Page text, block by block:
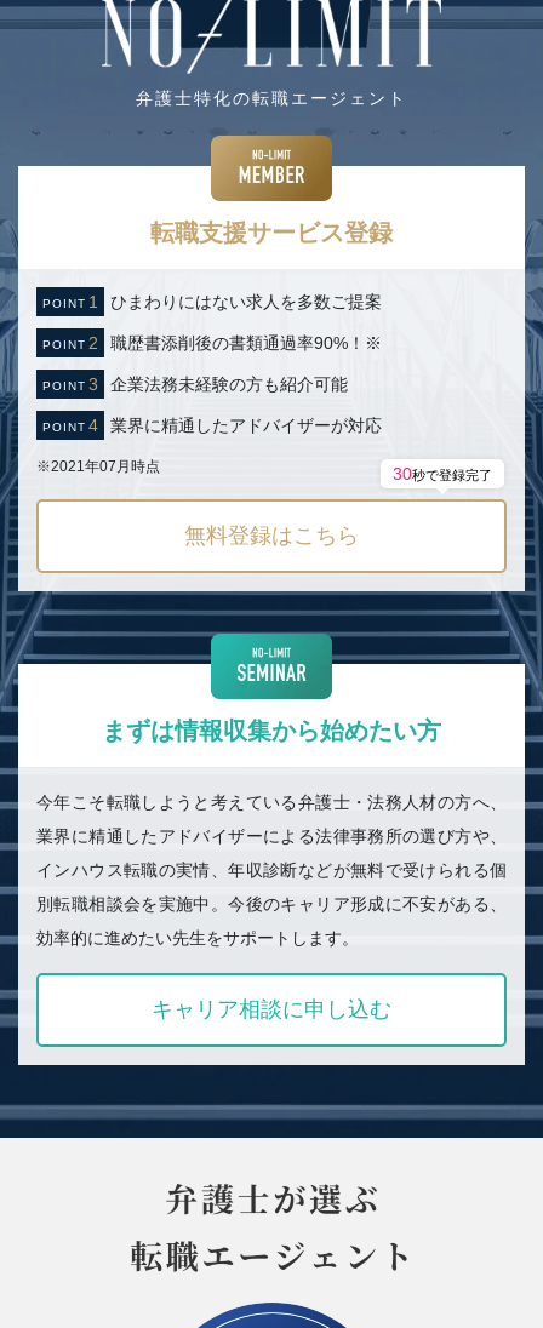
弁護士特化の転職エージェント
転職支援サービス登録
ひまわりにはない求人を多数ご提案
職歴書添削後の書類通過率90%！ ※
企業法務未経験の方も紹介可能
業界に精通したアドバイザーが対応
※2021年07月時点 30秒で登録完了
無料登録はこちら
まずは情報収集から始めたい方
今年こそ転職しようと考えている弁護士・法務人材の方へ、
業界に精通したアドバイザーによる法律事務所の選び方や、
インハウス転職の実情、年収診断などが無料で受けられる個
別転職相談会を実施中。今後のキャリア形成に不安がある、
効率的に進めたい先生をサポートします。
キャリア相談に申し込む